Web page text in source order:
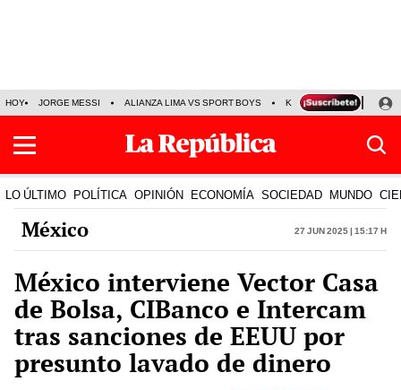
HOY JORGE MESSI ALIANZA LIMA VS SPORT BOYS KENJI FUJIMORI
LO ÚLTIMO POLÍTICA OPINIÓN ECONOMÍA SOCIEDAD MUNDO
México 27 Jun 2025 | 15:17 h
México interviene Vector Casa
de Bolsa, CIBanco e Intercam
tras sanciones de EEUU por
presunto lavado de dinero